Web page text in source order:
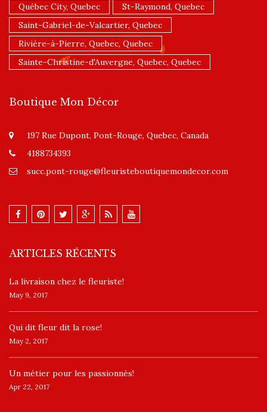
Québec City, Quebec
St-Raymond, Quebec
Saint-Gabriel-de-Valcartier, Quebec
Rivière-à-Pierre, Quebec, Quebec
Sainte-Christine-d'Auvergne, Quebec, Quebec
Boutique Mon Décor
197 Rue Dupont, Pont-Rouge, Quebec, Canada
4188734393
succ.pont-rouge@fleuristeboutiquemondecor.com
ARTICLES RÉCENTS
La livraison chez le fleuriste!
May 9, 2017
​Qui dit fleur dit la rose!
May 2, 2017
Un ​métier pour les passionnés​!
Apr 22, 2017